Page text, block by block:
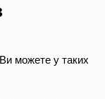
можете у таких